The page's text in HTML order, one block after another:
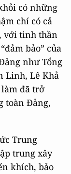
có những
chí có cả
với tinh thần
bảo” của
như Tổng
Linh, Lê Khả
đã trở
toàn Đảng,
Trung
trung xây
khích, bảo